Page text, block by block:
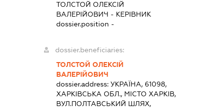
ТОЛСТОЙ ОЛЕКСІЙ
ВАЛЕРІЙОВИЧ - КЕРІВНИК
dossier.position -
dossier.beneficiaries:
ТОЛСТОЙ ОЛЕКСІЙ
ВАЛЕРІЙОВИЧ
dossier.address:УКРАЇНА, 61098,
ХАРКІВСЬКА ОБЛ., МІСТО ХАРКІВ,
ВУЛ.ПОЛТАВСЬКИЙ ШЛЯХ,